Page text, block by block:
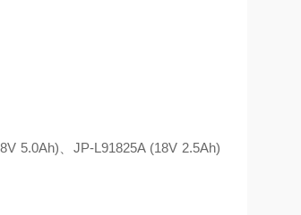
5.0Ah)、JP-L91825A (18V 2.5Ah)